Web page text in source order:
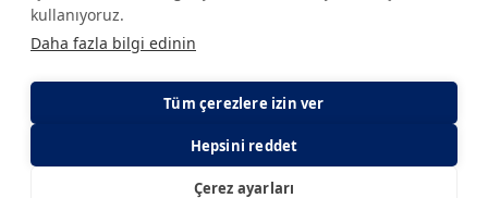
Sitede yer alan tüm içerikler yalnızca bilgilendirme amaçlıdır.
Sağlığınızla ilgili sorularınız için mutlaka doktoruza ya da bir sağlık
kuruluşuna başvurunuz.
Gizlilik ve Çerez Politikası KVKK Aydınlatma Metni
kullanıyoruz.
Daha fazla bilgi edinin
Tüm çerezlere izin ver
Hepsini reddet
Çerez ayarları